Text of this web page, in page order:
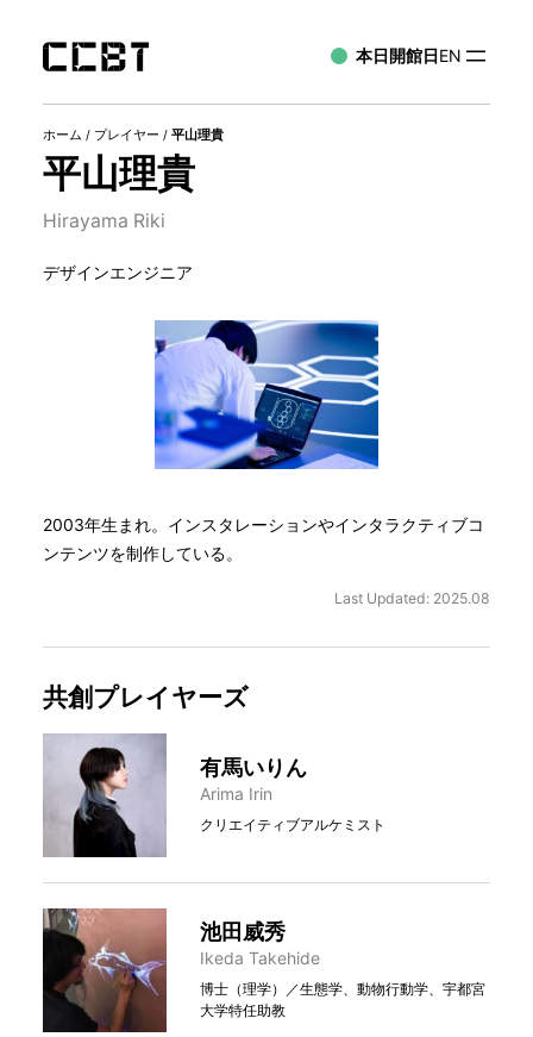
本日開館日EN
ホーム / プレイヤー / 平山理貴
平山理貴
Hirayama Riki
デザインエンジニア
2003年生まれ。インスタレーションやインタラクティブコ
ンテンツを制作している。
Last Updated: 2025.08
共創プレイヤーズ
有馬いりん
Arima Irin
クリエイティブアルケミスト
池田威秀
Ikeda Takehide
博士（理学）／生態学、動物行動学、宇都宮
大学特任助教